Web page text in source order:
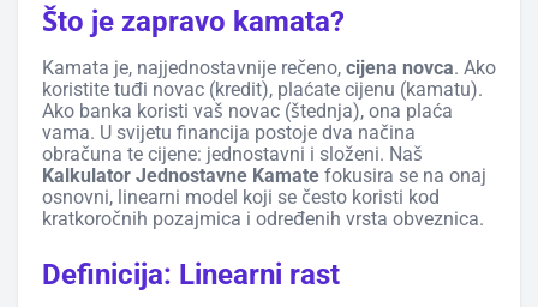
Što je zapravo kamata?
Kamata je, najjednostavnije rečeno, cijena novca. Ako
koristite tuđi novac (kredit), plaćate cijenu (kamatu).
Ako banka koristi vaš novac (štednja), ona plaća
vama. U svijetu financija postoje dva načina
obračuna te cijene: jednostavni i složeni. Naš
Kalkulator Jednostavne Kamate fokusira se na onaj
osnovni, linearni model koji se često koristi kod
kratkoročnih pozajmica i određenih vrsta obveznica.
Definicija: Linearni rast